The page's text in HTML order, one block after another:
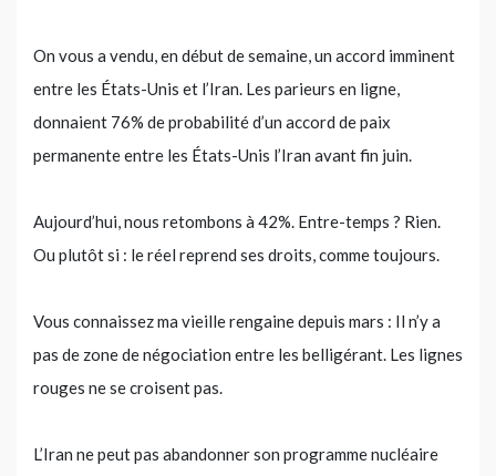
On vous a vendu, en début de semaine, un accord imminent
entre les États-Unis et l’Iran. Les parieurs en ligne,
donnaient 76% de probabilité d’un accord de paix
permanente entre les États-Unis l’Iran avant fin juin.
Aujourd’hui, nous retombons à 42%. Entre-temps ? Rien.
Ou plutôt si : le réel reprend ses droits, comme toujours.
Vous connaissez ma vieille rengaine depuis mars : Il n’y a
pas de zone de négociation entre les belligérant. Les lignes
rouges ne se croisent pas.
L’Iran ne peut pas abandonner son programme nucléaire